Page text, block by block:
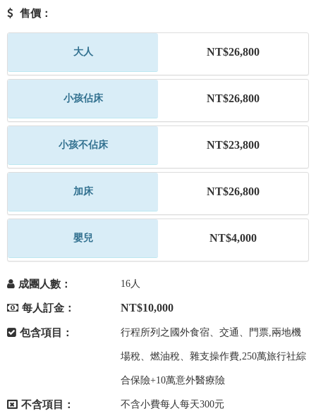
售價：
大人 NT$26,800
小孩佔床 NT$26,800
小孩不佔床 NT$23,800
加床 NT$26,800
嬰兒 NT$4,000
成團人數： 16人
每人訂金： NT$10,000
包含項目： 行程所列之國外食宿、交通、門票,兩地機
場稅、燃油稅、雜支操作費,250萬旅行社綜
合保險+10萬意外醫療險
不含項目： 不含小費每人每天300元